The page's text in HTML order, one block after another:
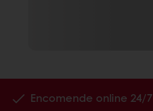
Encomende online 24/7